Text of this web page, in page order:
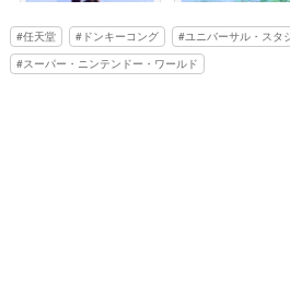
任天堂 ドンキーコング
ユニバーサル・スタ
スーパー・ニンテンドー・ワールド